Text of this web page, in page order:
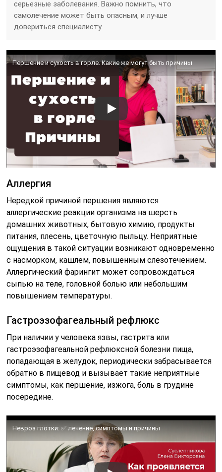
серьезные заболевания. Важно помнить, что
самолечение может быть опасным, и лучше
довериться специалисту.
Першение и сухость в горле. Какие же могут быть причины
Аллергия
Нередкой причиной першения являются
аллергические реакции организма на шерсть
домашних животных, бытовую химию, продукты
питания, плесень, цветочную пыльцу. Неприятные
ощущения в такой ситуации возникают одновременно
с насморком, кашлем, повышенным слезотечением.
Аллергический фарингит может сопровождаться
сыпью на теле, головной болью или небольшим
повышением температуры.
Гастроэзофагеальный рефлюкс
При наличии у человека язвы, гастрита или
гастроэзофагеальной рефлюксной болезни пища,
попадающая в желудок, периодически забрасывается
обратно в пищевод и вызывает такие неприятные
симптомы, как першение, изжога, боль в грудине
посередине.
Невроз глотки: ✅ лечение, симптомы и причины